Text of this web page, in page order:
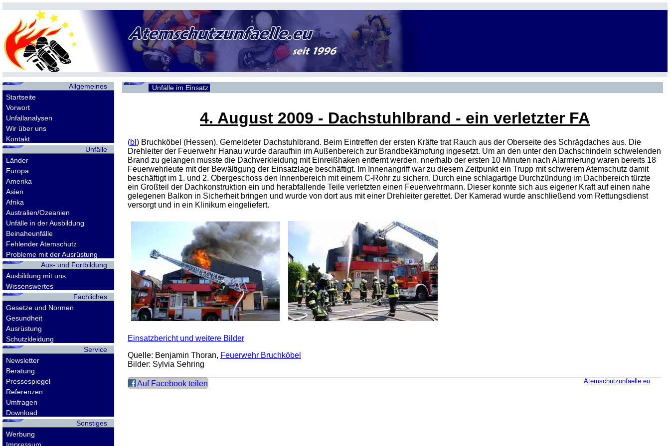
Allgemeines
Startseite
Vorwort
Unfallanalysen
Wir über uns
Kontakt
Unfälle
Länder
Europa
Amerika
Asien
Afrika
Australien/Ozeanien
Unfälle in der Ausbildung
Beinaheunfälle
Fehlender Atemschutz
Probleme mit der Ausrüstung
Aus- und Fortbildung
Ausbildung mit uns
Wissenswertes
Fachliches
Gesetze und Normen
Gesundheit
Ausrüstung
Schutzkleidung
Service
Newsletter
Beratung
Pressespiegel
Referenzen
Umfragen
Download
Sonstiges
Werbung
Unfälle im Einsatz
4. August 2009 - Dachstuhlbrand - ein verletzter FA
(bl ) Bruchköbel (Hessen). Gemeldeter Dachstuhlbrand. Beim Eintreffen der ersten Kräfte trat Rauch aus der Oberseite des Schrägdaches aus. Die
Drehleiter der Feuerwehr Hanau wurde daraufhin im Außenbereich zur Brandbekämpfung ingesetzt. Um an den unter den Dachschindeln schwelenden
Brand zu gelangen musste die Dachverkleidung mit Einreißhaken entfernt werden. nnerhalb der ersten 10 Minuten nach Alarmierung waren bereits 18
Feuerwehrleute mit der Bewältigung der Einsatzlage beschäftigt. Im Innenangriff war zu diesem Zeitpunkt ein Trupp mit schwerem Atemschutz damit
beschäftigt im 1. und 2. Obergeschoss den Innenbereich mit einem C-Rohr zu sichern. Durch eine schlagartige Durchzündung im Dachbereich türzte
ein Großteil der Dachkonstruktion ein und herabfallende Teile verletzten einen Feuerwehrmann. Dieser konnte sich aus eigener Kraft auf einen nahe
gelegenen Balkon in Sicherheit bringen und wurde von dort aus mit einer Drehleiter gerettet. Der Kamerad wurde anschließend vom Rettungsdienst
versorgt und in ein Klinikum eingeliefert.
Einsatzbericht und weitere Bilder
Quelle: Benjamin Thoran, Feuerwehr Bruchköbel
Bilder: Sylvia Sehring
Auf Facebook teilen Atemschutzunfaelle.eu